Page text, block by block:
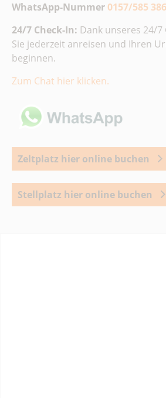
WhatsApp-Nummer 0157/585
24/7 Check-In: Dank unseres 24/7
Sie jederzeit anreisen und Ihren
beginnen.
Zum Chat hier klicken.
Zeltplatz hier online buchen
Stellplatz hier online buchen